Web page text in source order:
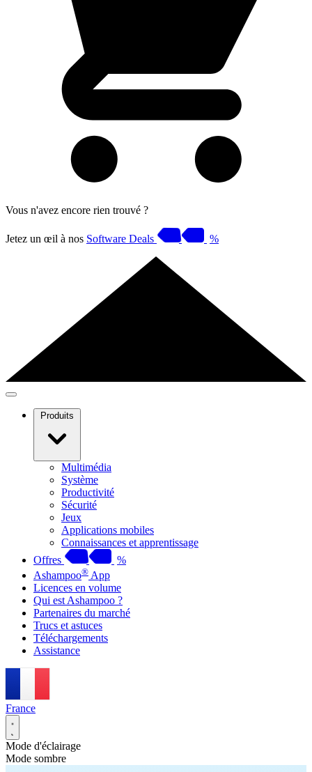
Vous n'avez encore rien trouvé ?
Jetez un œil à nos Software Deals %
Produits
Multimédia
Système
Productivité
Sécurité
Jeux
Applications mobiles
Connaissances et apprentissage
Offres
%
Ashampoo® App
Licences en volume
Qui est Ashampoo ?
Partenaires du marché
Trucs et astuces
Téléchargements
Assistance
France
Mode d'éclairage
Mode sombre